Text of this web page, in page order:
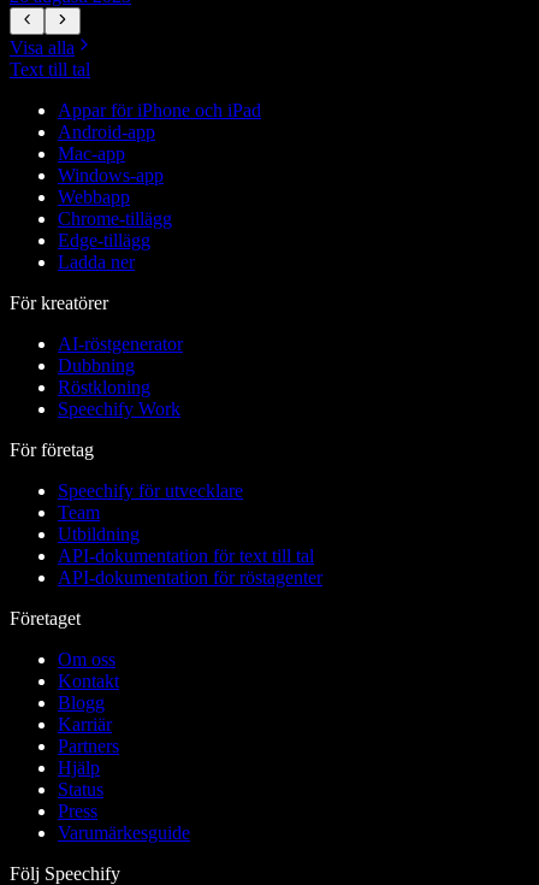
Visa alla
Text till tal
Appar för iPhone och iPad
Android-app
Mac-app
Windows-app
Webbapp
Chrome-tillägg
Edge-tillägg
Ladda ner
För kreatörer
AI-röstgenerator
Dubbning
Röstkloning
Speechify Work
För företag
Speechify för utvecklare
Team
Utbildning
API-dokumentation för text till tal
API-dokumentation för röstagenter
Företaget
Om oss
Kontakt
Blogg
Karriär
Partners
Hjälp
Status
Press
Varumärkesguide
Följ Speechify